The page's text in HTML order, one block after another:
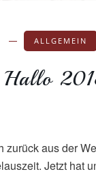
ALLGEMEIN
Hallo
zurück aus der
Jetzt hat